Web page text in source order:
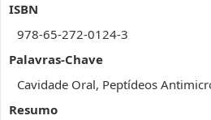
ISBN
978-65-272-0124-3
Palavras-Chave
Cavidade Oral, Peptídeos
Resumo